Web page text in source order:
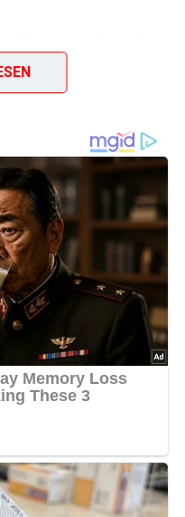
wir…
zum Rezept?
Kommentar am
jeweils eine Scheibe
und sofort auftragen.
gut gekühlt worden sein.